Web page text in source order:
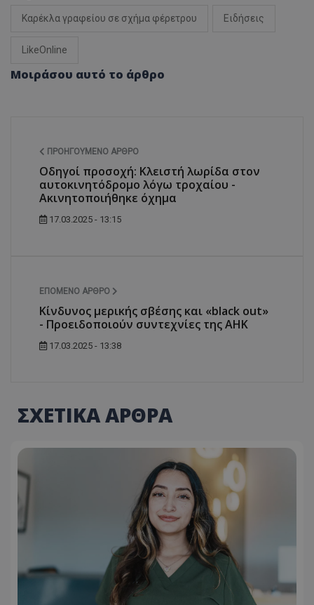
Καρέκλα γραφείου σε σχήμα φέρετρου Ειδήσεις
LikeOnline
Μοιράσου αυτό το άρθρο
ΠΡΟΗΓΟΎΜΕΝΟ ΆΡΘΡΟ
Οδηγοί προσοχή: Κλειστή λωρίδα στον
αυτοκινητόδρομο λόγω τροχαίου -
Ακινητοποιήθηκε όχημα
17.03.2025 - 13:15
ΕΠΌΜΕΝΟ ΆΡΘΡΟ
Κίνδυνος μερικής σβέσης και «black out»
- Προειδοποιούν συντεχνίες της ΑΗΚ
17.03.2025 - 13:38
ΣΧΕΤΙΚΑ ΑΡΘΡΑ